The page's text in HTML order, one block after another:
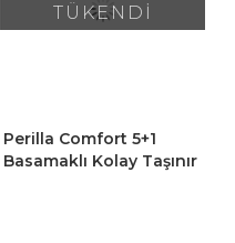
TÜKENDİ
Perilla Comfort 5+1
Basamaklı Kolay Taşınır